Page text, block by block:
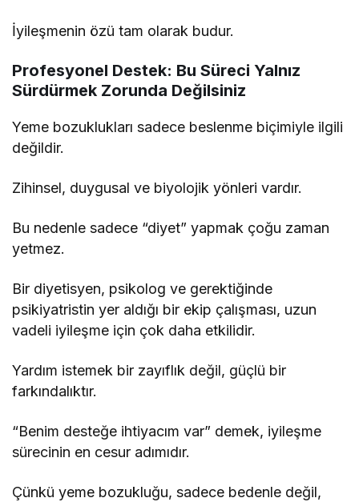
İyileşmenin özü tam olarak budur.
Profesyonel Destek: Bu Süreci Yalnız
Sürdürmek Zorunda Değilsiniz
Yeme bozuklukları sadece beslenme biçimiyle ilgili
değildir.
Zihinsel, duygusal ve biyolojik yönleri vardır.
Bu nedenle sadece “diyet” yapmak çoğu zaman
yetmez.
Bir diyetisyen, psikolog ve gerektiğinde
psikiyatristin yer aldığı bir ekip çalışması, uzun
vadeli iyileşme için çok daha etkilidir.
Yardım istemek bir zayıflık değil, güçlü bir
farkındalıktır.
“Benim desteğe ihtiyacım var” demek, iyileşme
sürecinin en cesur adımıdır.
Çünkü yeme bozukluğu, sadece bedenle değil,